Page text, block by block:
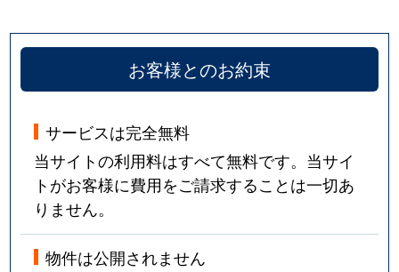
お客様とのお約束
サービスは完全無料
当サイトの利用料はすべて無料です。当サイ
トがお客様に費用をご請求することは一切あ
りません。
物件は公開されません